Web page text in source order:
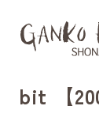
bit 【